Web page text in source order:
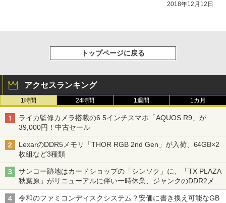
2018年12月12日
トップページに戻る
アクセスランキング
1時間 24時間 1週間 1カ月
ライカ監修カメラ搭載の6.5インチスマホ「AQUOS R9」が
39,000円！中古セール
LexarのDDR5メモリ「THOR RGB 2nd Gen」が入荷、64GB×2
枚組など3種類
サンコー跡地はカードショップの「シンソク」に、「TX PLAZA
秋葉原」がリニューアルに伴い一時休業、ジャンクのDDR2メモ
リが100円で販売など～ 最近の秋葉原 ～
令和のファミコンディスクシステム？安価に書き換え可能なGB